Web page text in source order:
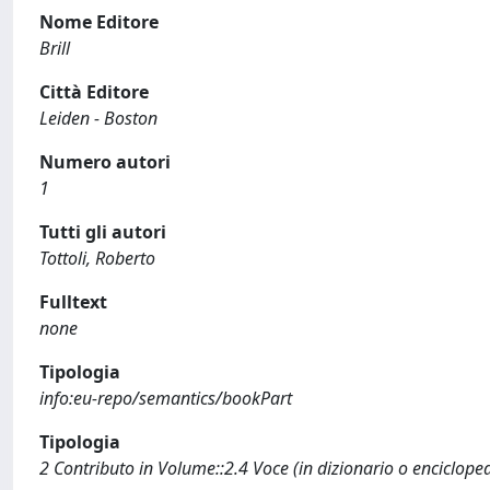
Nome Editore
Brill
Città Editore
Leiden - Boston
Numero autori
1
Tutti gli autori
Tottoli, Roberto
Fulltext
none
Tipologia
info:eu-repo/semantics/bookPart
Tipologia
2 Contributo in Volume::2.4 Voce (in dizionario o